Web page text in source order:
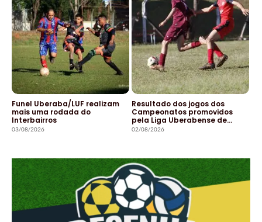
Funel Uberaba/LUF realizam
mais uma rodada do
Interbairros
03/08/2026
Resultado dos jogos dos
Campeonatos promovidos
pela Liga Uberabense de…
02/08/2026